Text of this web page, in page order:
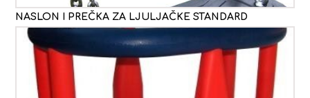
NASLON I PREČKA ZA LJULJAČKE STANDARD